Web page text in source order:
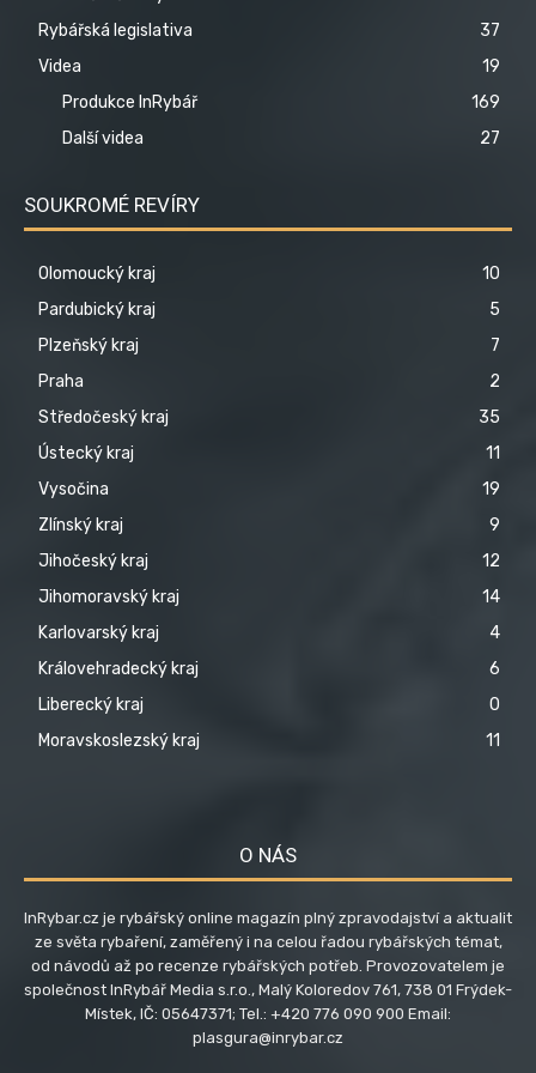
Rybářská legislativa
37
Videa
19
Produkce InRybář
169
Další videa
27
SOUKROMÉ REVÍRY
Olomoucký kraj
10
Pardubický kraj
5
Plzeňský kraj
7
Praha
2
Středočeský kraj
35
Ústecký kraj
11
Vysočina
19
Zlínský kraj
9
Jihočeský kraj
12
Jihomoravský kraj
14
Karlovarský kraj
4
Královehradecký kraj
6
Liberecký kraj
0
Moravskoslezský kraj
11
O NÁS
InRybar.cz je rybářský online magazín plný zpravodajství a aktualit
ze světa rybaření, zaměřený i na celou řadou rybářských témat,
od návodů až po recenze rybářských potřeb. Provozovatelem je
společnost InRybář Media s.r.o., Malý Koloredov 761, 738 01 Frýdek-
Místek, IČ: 05647371; Tel.: +420 776 090 900 Email:
plasgura@inrybar.cz